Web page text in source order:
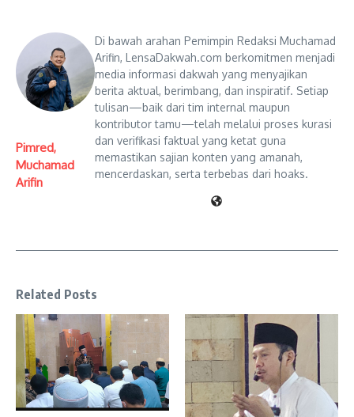
Pimred,
Muchamad
Arifin
Di bawah arahan Pemimpin Redaksi Muchamad
Arifin, LensaDakwah.com berkomitmen menjadi
media informasi dakwah yang menyajikan
berita aktual, berimbang, dan inspiratif. Setiap
tulisan—baik dari tim internal maupun
kontributor tamu—telah melalui proses kurasi
dan verifikasi faktual yang ketat guna
memastikan sajian konten yang amanah,
mencerdaskan, serta terbebas dari hoaks.
Related Posts